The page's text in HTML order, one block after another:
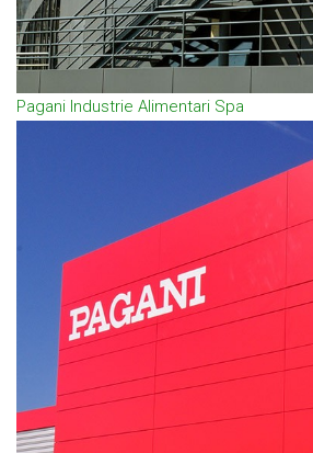
Pagani Industrie Alimentari Spa